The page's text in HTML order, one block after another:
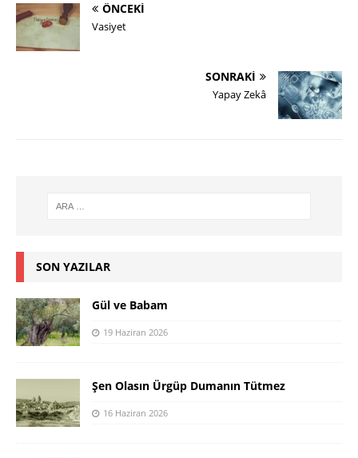
ÖNCEKI
Vasiyet
SONRAKI
Yapay Zekâ
SON YAZILAR
Gül ve Babam
19 Haziran 2026
Şen Olasın Ürgüp Dumanın Tütmez
16 Haziran 2026